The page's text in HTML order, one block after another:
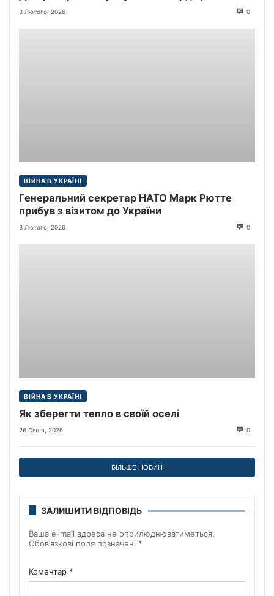
3 Лютого, 2026 0
ВІЙНА В УКРАЇНІ
Генеральний секретар НАТО Марк Рютте
прибув з візитом до України
3 Лютого, 2026 0
ВІЙНА В УКРАЇНІ
Як зберегти тепло в своїй оселі
26 Січня, 2026 0
БІЛЬШЕ НОВИН
ЗАЛИШИТИ ВІДПОВІДЬ
Ваша e-mail адреса не оприлюднюватиметься.
Обов’язкові поля позначені *
Коментар *